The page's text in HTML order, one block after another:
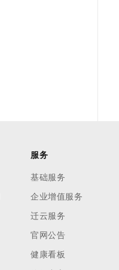
服务
基础服务
企业增值服务
迁云服务
官网公告
健康看板